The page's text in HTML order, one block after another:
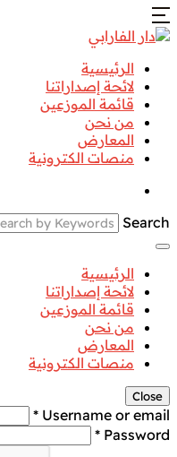
الرئيسية
لائحة إصداراتنا
قائمة الموزعين
من نحن
المعارض
منصات الكترونية
Search
الرئيسية
لائحة إصداراتنا
قائمة الموزعين
من نحن
المعارض
منصات الكترونية
Close
Username or email *
Password *